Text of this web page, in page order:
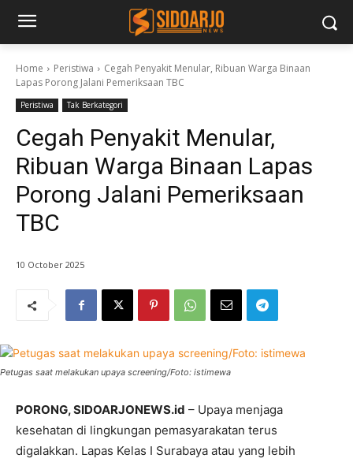
Home Peristiwa
Cegah Penyakit Menular, Ribuan Warga Binaan
Lapas Porong Jalani Pemeriksaan TBC
Peristiwa Tak Berkategori
Cegah Penyakit Menular,
Ribuan Warga Binaan Lapas
Porong Jalani Pemeriksaan
TBC
10 October 2025
Petugas saat melakukan upaya screening/Foto: istimewa
PORONG, SIDOARJONEWS.id – Upaya menjaga
kesehatan di lingkungan pemasyarakatan terus
digalakkan. Lapas Kelas I Surabaya atau yang lebih